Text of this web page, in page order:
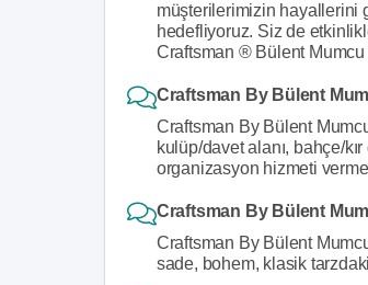
müşterilerimizin hayallerini
hedefliyoruz. Siz de
Craftsman ® Bülent Mumcu
Craftsman By Bülent
Craftsman By Bülent
kulüp/davet alanı, bahçe/
organizasyon hizmeti
Craftsman By Bülent
Craftsman By Bülent
sade, bohem, klasik